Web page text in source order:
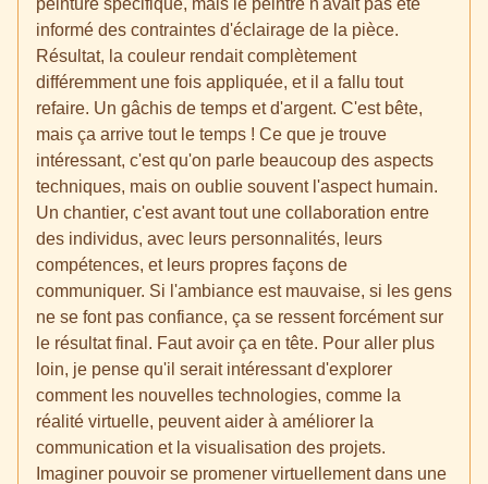
peinture spécifique, mais le peintre n'avait pas été
informé des contraintes d'éclairage de la pièce.
Résultat, la couleur rendait complètement
différemment une fois appliquée, et il a fallu tout
refaire. Un gâchis de temps et d'argent. C'est bête,
mais ça arrive tout le temps ! Ce que je trouve
intéressant, c'est qu'on parle beaucoup des aspects
techniques, mais on oublie souvent l'aspect humain.
Un chantier, c'est avant tout une collaboration entre
des individus, avec leurs personnalités, leurs
compétences, et leurs propres façons de
communiquer. Si l'ambiance est mauvaise, si les gens
ne se font pas confiance, ça se ressent forcément sur
le résultat final. Faut avoir ça en tête. Pour aller plus
loin, je pense qu'il serait intéressant d'explorer
comment les nouvelles technologies, comme la
réalité virtuelle, peuvent aider à améliorer la
communication et la visualisation des projets.
Imaginer pouvoir se promener virtuellement dans une